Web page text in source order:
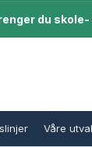
du
Våre